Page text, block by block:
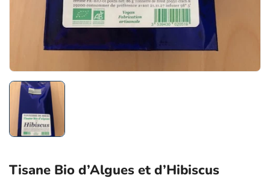
Tisane Bio d’Algues et d’Hibiscus